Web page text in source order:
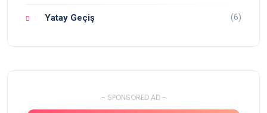
Yatay Geçiş (6)
- SPONSORED AD -